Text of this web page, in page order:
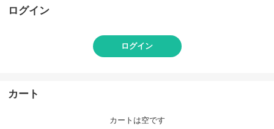
ログイン
ログイン
カート
カートは空です